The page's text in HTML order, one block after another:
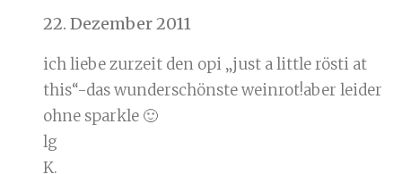
22. Dezember 2011
ich liebe zurzeit den opi „just a little rösti at
this“-das wunderschönste weinrot!aber leider
ohne sparkle 🙂
lg
K.